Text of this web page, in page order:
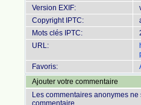
Version EXIF:
Copyright IPTC:
Mots clés IPTC:
URL:
Favoris:
Ajouter votre commentaire
Les commentaires anonymes
commentaire